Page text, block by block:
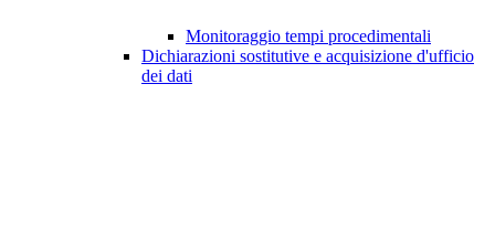
Monitoraggio tempi procedimentali
Dichiarazioni sostitutive e acquisizione d'ufficio
dei dati